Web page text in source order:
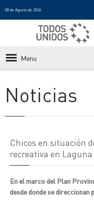
08 de Agosto de 2026
Menu
Noticias
Chicos en situación
recreativa en Laguna
En el marco del Plan
desde donde se